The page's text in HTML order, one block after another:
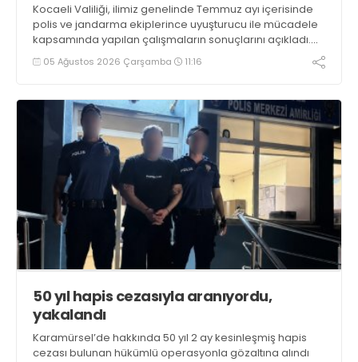
Kocaeli Valiliği, ilimiz genelinde Temmuz ayı içerisinde
polis ve jandarma ekiplerince uyuşturucu ile mücadele
kapsamında yapılan çalışmaların sonuçlarını açıkladı.
Çalışmalar sonucunda uyuşturucu ve uyarıcı madde
kullanan, ticaretini ve sevkiyatını yapan 44 şahıs
05 Ağustos 2026 Çarşamba 11:16
50 yıl hapis cezasıyla aranıyordu,
yakalandı
Karamürsel’de hakkında 50 yıl 2 ay kesinleşmiş hapis
cezası bulunan hükümlü operasyonla gözaltına alındı